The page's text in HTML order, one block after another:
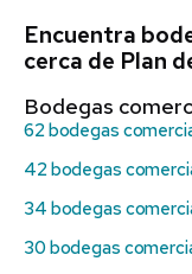
Encuentra
cerca de Plan
Bodegas
62 bodegas
42 bodegas
34 bodegas
30 bodegas